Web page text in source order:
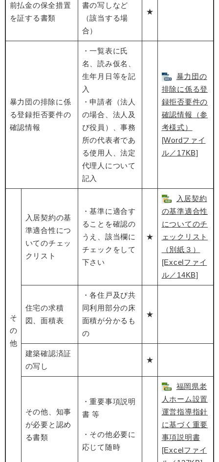
前払金の保全措置
を証する書類
書の写しなど
（該当する場
合）
★
暴力団の排除に係
る登録拒否要件の
確認情報
・一覧表に氏
名、読み仮名、
生年月日等を記
入
・申請者（法人
の場合、法人及
び役員）、事務
所の代表者であ
る使用人、法定
代理人について
記入
暴力団の
排除に係る登
録拒否要件の
確認情報（参
考様式）
[Wordファイ
ル／17KB]
そ
の
他
入居契約の基
準適合性につ
いてのチェッ
クリスト
・基準に適合す
ることを確認の
うえ、該当欄に
チェックをして
下さい
★
入居契約
の基準適合性
についてのチ
ェックリスト
（別紙３）
[Excelファイ
ル／14KB]
住宅の求積
図、面積表
・各住戸及び共
同利用部分の床
面積が分かるも
の
★
建築確認済証
の写し
★
その他、知事
が必要と認め
る書類
・重要事項説明
書 等
・その他必要に
応じて随時
福岡県老
人ホーム設置
運営指導指針
に基づく重要
事項説明書
[Excelファイ